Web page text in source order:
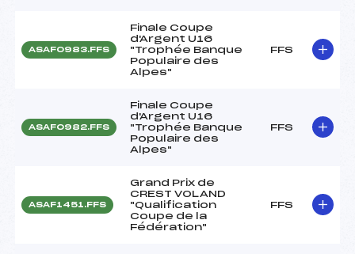
ASAF0983.FFS
Finale Coupe
d'Argent U16
"Trophée Banque
Populaire des
Alpes"
FFS
ASAF0982.FFS
Finale Coupe
d'Argent U16
"Trophée Banque
Populaire des
Alpes"
FFS
ASAF1451.FFS
Grand Prix de
CREST VOLAND
"Qualification
Coupe de la
Fédération"
FFS